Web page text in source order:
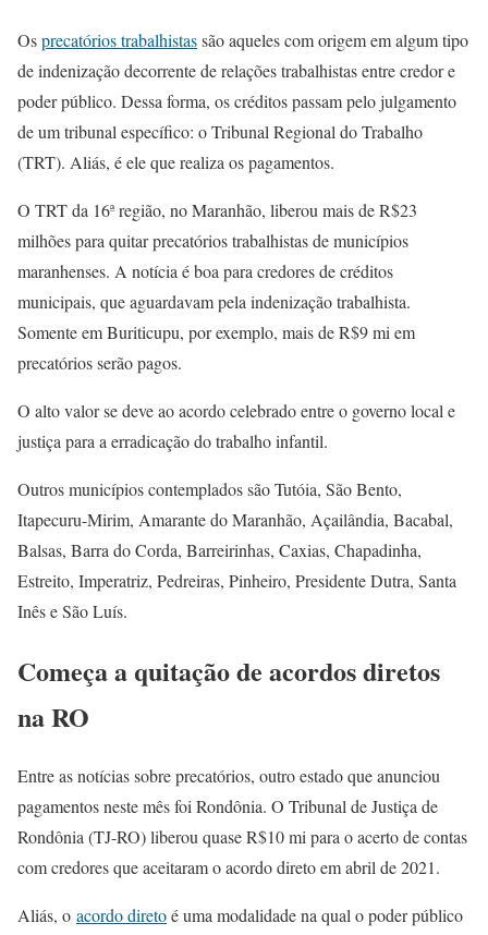
Osprecatórios trabalhistassão aqueles com origem em algum tipo
de indenização decorrente de relações trabalhistas entre credor e
poder público. Dessa forma, os créditos passam pelo julgamento
de um tribunal específico: o Tribunal Regional do Trabalho
(TRT). Aliás, é ele que realiza os pagamentos.
O TRT da 16ª região, no Maranhão, liberou mais de R$23
milhões para quitar precatórios trabalhistas de municípios
maranhenses. A notícia é boa para credores de créditos
municipais, que aguardavam pela indenização trabalhista.
Somente em Buriticupu, por exemplo, mais de R$9 mi em
precatórios serão pagos.
O alto valor se deve ao acordo celebrado entre o governo local e
justiça para a erradicação do trabalho infantil.
Outros municípios contemplados são Tutóia, São Bento,
Itapecuru-Mirim, Amarante do Maranhão, Açailândia, Bacabal,
Balsas, Barra do Corda, Barreirinhas, Caxias, Chapadinha,
Estreito, Imperatriz, Pedreiras, Pinheiro, Presidente Dutra, Santa
Inês e São Luís.
Começa a quitação de acordos diretos
na RO
Entre as notícias sobre precatórios, outro estado que anunciou
pagamentos neste mês foi Rondônia. O Tribunal de Justiça de
Rondônia (TJ-RO) liberou quase R$10 mi para o acerto de contas
com credores que aceitaram o acordo direto em abril de 2021.
Aliás, o acordo diretoé uma modalidade na qual o poder público